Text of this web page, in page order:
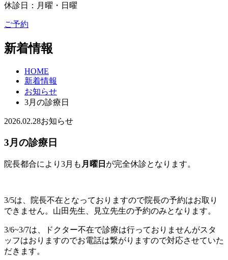
休診日：月曜・日曜
ご予約
新着情報
HOME
新着情報
お知らせ
3月の診療日
2026.02.28お知らせ
3月の診療日
院長都合により3月も 月曜日 が完全休診となります。
3/5は、院長不在となっておりますので院長の予約はお取り
できません。山田先生、見立先生の予約のみとなります。
3/6~3/7は、ドクター不在で診療は行っておりませんがスタ
ッフはおりますのでお電話は繋がりますので対応させていた
だきます。